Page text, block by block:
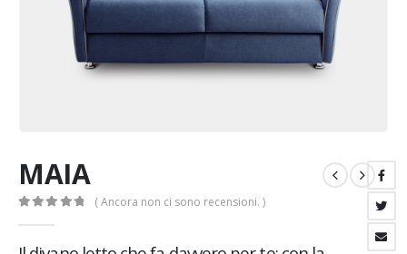
MAIA
( Ancora non ci sono recensioni. )